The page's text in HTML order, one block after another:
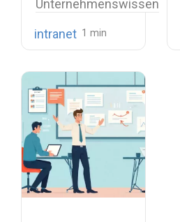
Unternehmenswissen
interne
bereitzustellen und…
intranet